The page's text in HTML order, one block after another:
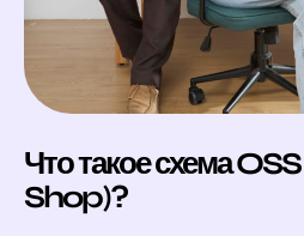
Что такое схема
Shop)?